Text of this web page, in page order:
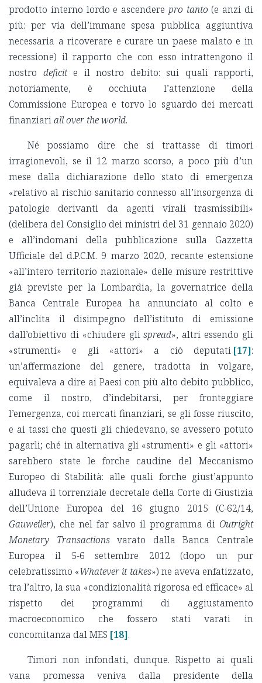
prodotto interno lordo e ascendere pro tanto (e anzi di
più: per via dell’immane spesa pubblica aggiuntiva
necessaria a ricoverare e curare un paese malato e in
recessione) il rapporto che con esso intrattengono il
nostro deficite il nostro debito: sui quali rapporti,
notoriamente, è occhiuta l’attenzione della
Commissione Europea e torvo lo sguardo dei mercati
finanziariall over the world.
Né possiamo dire che si trattasse di timori
irragionevoli, se il 12 marzo scorso, a poco più d’un
mese dalla dichiarazione dello stato di emergenza
«relativo al rischio sanitario connesso all’insorgenza di
patologie derivanti da agenti virali trasmissibili»
(delibera del Consiglio dei ministri del 31 gennaio 2020)
e all’indomani della pubblicazione sulla Gazzetta
Ufficiale del d.P.C.M. 9 marzo 2020, recante estensione
«all’intero territorio nazionale» delle misure restrittive
già previste per la Lombardia, la governatrice della
Banca Centrale Europea ha annunciato al colto e
all’inclita il disimpegno dell’istituto di emissione
dall’obiettivo di «chiudere glispread», altri essendo gli
«strumenti» e gli «attori» a ciò deputati [17]:
un’affermazione del genere, tradotta in volgare,
equivaleva a dire ai Paesi con più alto debito pubblico,
come il nostro, d’indebitarsi, per fronteggiare
l’emergenza, coi mercati finanziari, se gli fosse riuscito,
e ai tassi che questi gli chiedevano, se avessero potuto
pagarli; ché in alternativa gli «strumenti» e gli «attori»
sarebbero state le forche caudine del Meccanismo
Europeo di Stabilità: alle quali forche giust’appunto
alludeva il torrenziale decretale della Corte di Giustizia
dell’Unione Europea del 16 giugno 2015 (C-62/14,
Gauweiler), che nel far salvo il programma di Outright
Monetary Transactionsvarato dalla Banca Centrale
Europea il 5-6 settembre 2012 (dopo un pur
celebratissimo «Whatever it takes») ne aveva enfatizzato,
tra l’altro, la sua «condizionalità rigorosa ed efficace» al
rispetto dei programmi di aggiustamento
macroeconomico che fossero stati varati in
concomitanza dal MES [18].
Timori non infondati, dunque. Rispetto ai quali
vana promessa veniva dalla presidente della